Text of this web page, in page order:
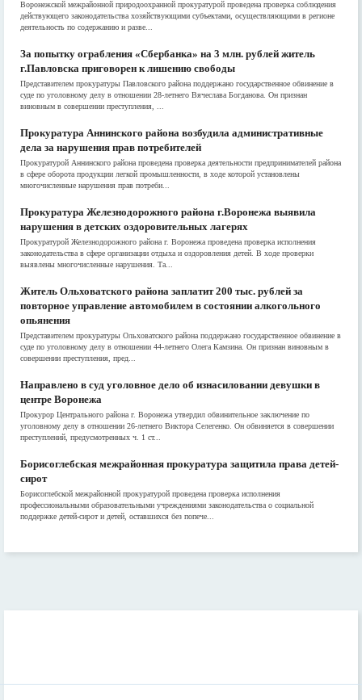
Воронежской межрайонной природоохранной прокуратурой проведена проверка соблюдения
действующего законодательства хозяйствующими субъектами, осуществляющими в регионе
деятельность по содержанию и разве...
За попытку ограбления «Сбербанка» на 3 млн. рублей житель
г.Павловска приговорен к лишению свободы
Представителем прокуратуры Павловского района поддержано государственное обвинение в
суде по уголовному делу в отношении 28-летнего Вячеслава Богданова. Он признан
виновным в совершении преступления, ...
Прокуратура Аннинского района возбудила административные
дела за нарушения прав потребителей
Прокуратурой Аннинского района проведена проверка деятельности предпринимателей района
в сфере оборота продукции легкой промышленности, в ходе которой установлены
многочисленные нарушения прав потреби...
Прокуратура Железнодорожного района г.Воронежа выявила
нарушения в детских оздоровительных лагерях
Прокуратурой Железнодорожного района г. Воронежа проведена проверка исполнения
законодательства в сфере организации отдыха и оздоровления детей. В ходе проверки
выявлены многочисленные нарушения. Та...
Житель Ольховатского района заплатит 200 тыс. рублей за
повторное управление автомобилем в состоянии алкогольного
опьянения
Представителем прокуратуры Ольховатского района поддержано государственное обвинение в
суде по уголовному делу в отношении 44-летнего Олега Камзина. Он признан виновным в
совершении преступления, пред...
Направлено в суд уголовное дело об изнасиловании девушки в
центре Воронежа
Прокурор Центрального района г. Воронежа утвердил обвинительное заключение по
уголовному делу в отношении 26-летнего Виктора Селегенко. Он обвиняется в совершении
преступлений, предусмотренных ч. 1 ст...
Борисоглебская межрайонная прокуратура защитила права детей-
сирот
Борисоглебской межрайонной прокуратурой проведена проверка исполнения
профессиональными образовательными учреждениями законодательства о социальной
поддержке детей-сирот и детей, оставшихся без попече...